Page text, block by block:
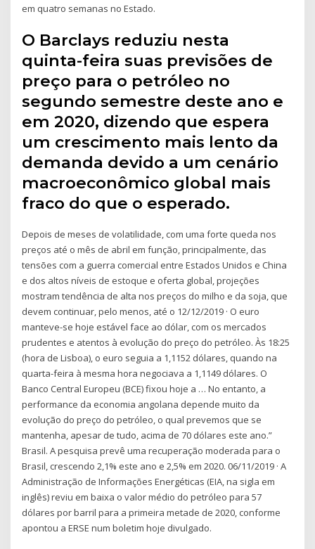
em quatro semanas no Estado.
O Barclays reduziu nesta
quinta-feira suas previsões de
preço para o petróleo no
segundo semestre deste ano e
em 2020, dizendo que espera
um crescimento mais lento da
demanda devido a um cenário
macroeconômico global mais
fraco do que o esperado.
Depois de meses de volatilidade, com uma forte queda nos
preços até o mês de abril em função, principalmente, das
tensões com a guerra comercial entre Estados Unidos e China
e dos altos níveis de estoque e oferta global, projeções
mostram tendência de alta nos preços do milho e da soja, que
devem continuar, pelo menos, até o 12/12/2019 · O euro
manteve-se hoje estável face ao dólar, com os mercados
prudentes e atentos à evolução do preço do petróleo. Às 18:25
(hora de Lisboa), o euro seguia a 1,1152 dólares, quando na
quarta-feira à mesma hora negociava a 1,1149 dólares. O
Banco Central Europeu (BCE) fixou hoje a … No entanto, a
performance da economia angolana depende muito da
evolução do preço do petróleo, o qual prevemos que se
mantenha, apesar de tudo, acima de 70 dólares este ano.”
Brasil. A pesquisa prevê uma recuperação moderada para o
Brasil, crescendo 2,1% este ano e 2,5% em 2020. 06/11/2019 · A
Administração de Informações Energéticas (EIA, na sigla em
inglês) reviu em baixa o valor médio do petróleo para 57
dólares por barril para a primeira metade de 2020, conforme
apontou a ERSE num boletim hoje divulgado.